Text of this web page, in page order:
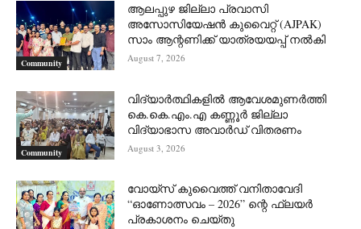
Community
ആലപ്പുഴ ജില്ലാ പ്രവാസി
അസോസിയേഷൻ കുവൈറ്റ് (AJPAK)
സാം ആന്റണിക്ക് യാത്രയയപ്പ് നൽകി
August 7, 2026
Community
വിദ്യാർത്ഥികളിൽ ആവേശമുണർത്തി
കെ.കെ.എം.എ കണ്ണൂർ ജില്ലാ
വിദ്യാഭാസ അവാർഡ് വിതരണം
August 3, 2026
വോയ്സ് കുവൈത്ത് വനിതാവേദി
“ഓണോത്സവം – 2026” ന്റെ ഫ്ലയർ
പ്രകാശനം ചെയ്തു